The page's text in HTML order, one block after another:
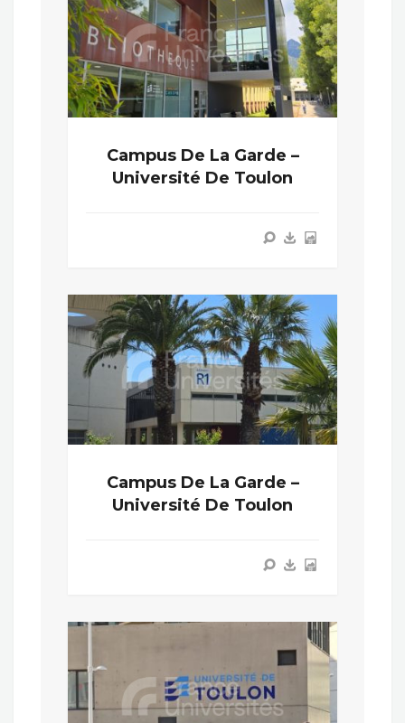
Campus De La Garde –
Université De Toulon
Campus De La Garde –
Université De Toulon